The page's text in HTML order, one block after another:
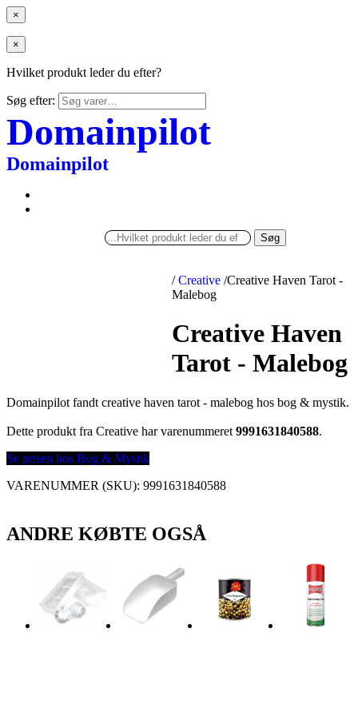
×
×
Hvilket produkt leder du efter?
Søg efter:
Domainpilot
Domainpilot
Søg
/ Creative /Creative Haven Tarot -
Malebog
Creative Haven
Tarot - Malebog
Domainpilot fandt creative haven tarot - malebog hos bog & mystik.
Dette produkt fra Creative har varenummeret 9991631840588.
Se prisen hos Bog & Mystik
VARENUMMER (SKU): 9991631840588
ANDRE KØBTE OGSÅ